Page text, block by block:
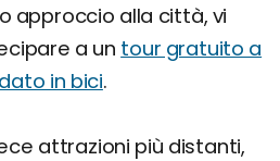
approccio alla città, vi
a un tour gratuito a
in bici.
attrazioni più distanti,